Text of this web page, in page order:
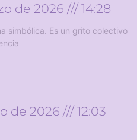
de 2026 14:28
simbólica. Es un grito colectivo
de 2026 12:03